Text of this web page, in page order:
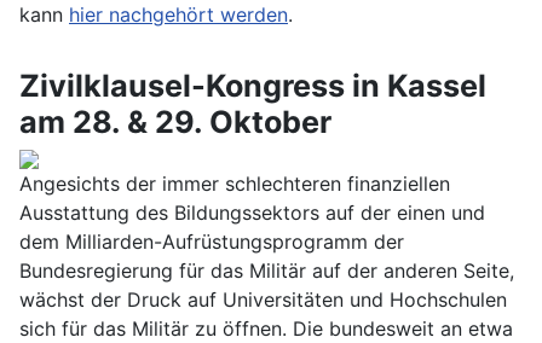
kann hier nachgehört werden.
Zivilklausel-Kongress in Kassel
am 28. & 29. Oktober
Angesichts der immer schlechteren finanziellen
Ausstattung des Bildungssektors auf der einen und
dem Milliarden-Aufrüstungsprogramm der
Bundesregierung für das Militär auf der anderen Seite,
wächst der Druck auf Universitäten und Hochschulen
sich für das Militär zu öffnen. Die bundesweit an etwa